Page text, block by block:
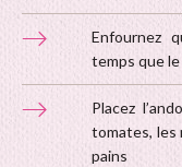
Enfournez
temps que
Placez
tomates, les
pains